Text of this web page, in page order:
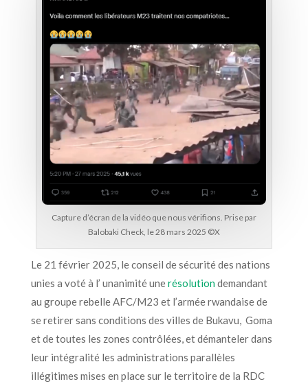
Capture d’écran de la vidéo que nous vérifions. Prise par
Balobaki Check, le 28 mars 2025 ©️X
Le 21 février 2025, le conseil de sécurité des nations
unies a voté à l’ unanimité unerésolutiondemandant
au groupe rebelle AFC/M23 et l’armée rwandaise de
se retirer sans conditions des villes de Bukavu, Goma
et de toutes les zones contrôlées, et démanteler dans
leur intégralité les administrations parallèles
illégitimes mises en place sur le territoire de la RDC